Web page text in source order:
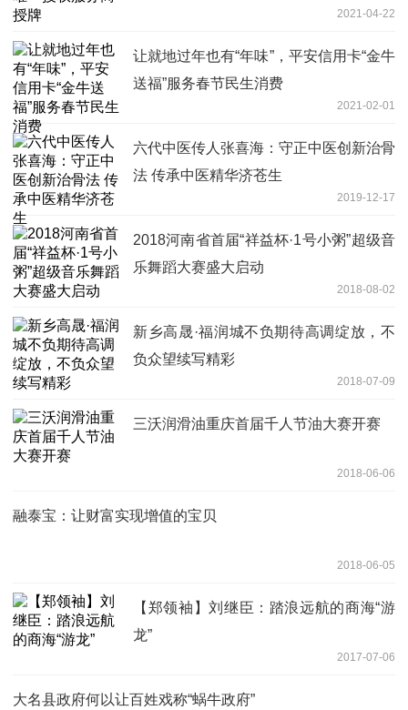
2021-04-22
让就地过年也有“年味”，平安信用卡“金牛
送福”服务春节民生消费
2021-02-01
六代中医传人张喜海：守正中医创新治骨
法 传承中医精华济苍生
2019-12-17
2018河南省首届“祥益杯·1号小粥”超级音
乐舞蹈大赛盛大启动
2018-08-02
新乡高晟·福润城不负期待高调绽放，不
负众望续写精彩
2018-07-09
三沃润滑油重庆首届千人节油大赛开赛
2018-06-06
融泰宝：让财富实现增值的宝贝
2018-06-05
【郑领袖】刘继臣：踏浪远航的商海“游
龙”
2017-07-06
大名县政府何以让百姓戏称“蜗牛政府”